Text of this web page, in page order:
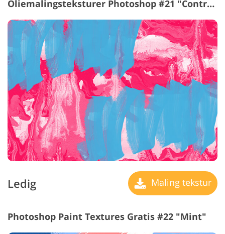
Oliemalingsteksturer Photoshop #21 "Contrast"
Ledig Maling tekstur
Photoshop Paint Textures Gratis #22 "Mint"